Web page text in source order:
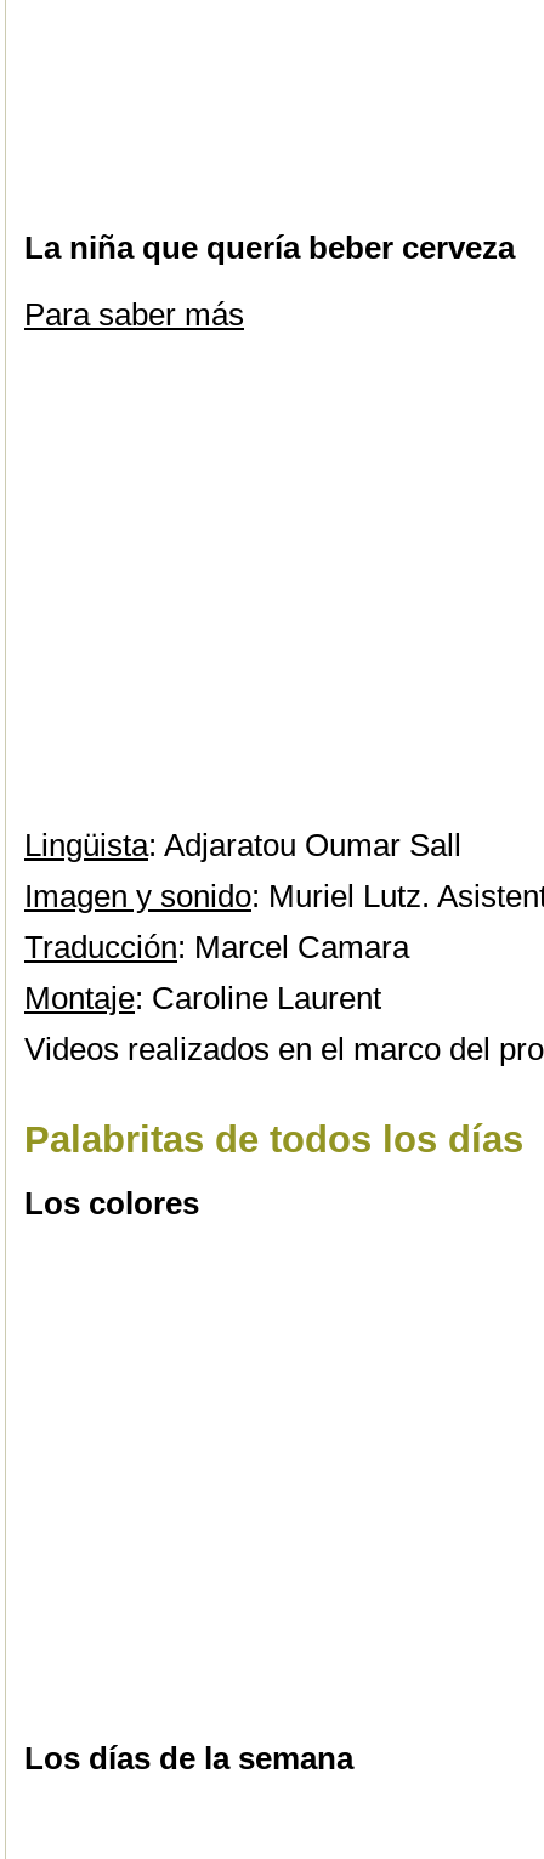
La niña que quería beber cerveza
Para saber más
Lingüista: Adjaratou Oumar Sall
Imagen y sonido: Muriel Lutz.
Traducción: Marcel Camara
Montaje: Caroline Laurent
Videos realizados en el marco del
Palabritas de todos los días
Los colores
Los días de la semana